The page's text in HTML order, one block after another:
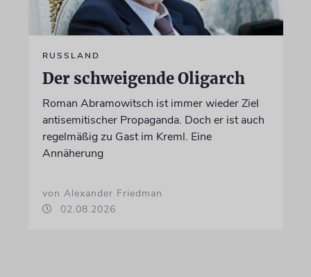
RUSSLAND
Der schweigende Oligarch
Roman Abramowitsch ist immer wieder Ziel
antisemitischer Propaganda. Doch er ist auch
regelmäßig zu Gast im Kreml. Eine
Annäherung
von Alexander Friedman
02.08.2026